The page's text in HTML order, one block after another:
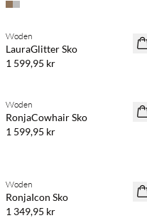
Woden
LauraGlitter Sko
1 599,95 kr
Woden
RonjaCowhair Sko
1 599,95 kr
Woden
RonjaIcon Sko
1 349,95 kr